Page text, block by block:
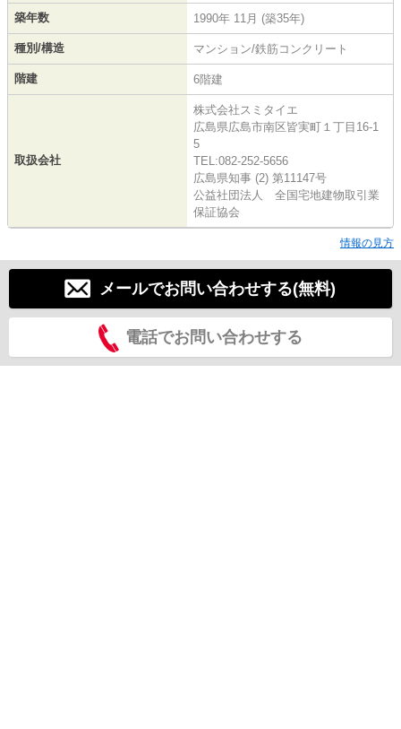
築年数 1990年 11月 (築35年)
種別/構造 マンション/鉄筋コンクリート
階建 6階建
取扱会社
株式会社スミタイエ
広島県広島市南区皆実町１丁目16-1
5
TEL:082-252-5656
広島県知事 (2) 第11147号
公益社団法人 全国宅地建物取引業
保証協会
情報の見方
メールでお問い合わせする(無料)
電話でお問い合わせする